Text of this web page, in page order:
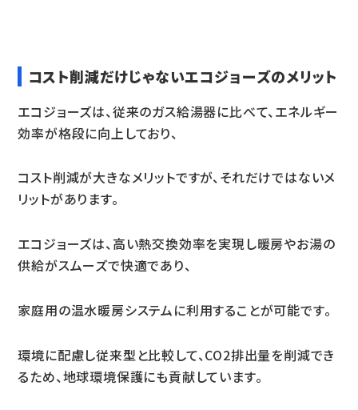
コスト削減だけじゃないエコジョーズのメリット
エコジョーズは、従来のガス給湯器に比べて、エネルギー
効率が格段に向上しており、
コスト削減が大きなメリットですが、それだけではないメ
リットがあります。
エコジョーズは、高い熱交換効率を実現し暖房やお湯の
供給がスムーズで快適であり、
家庭用の温水暖房システムに利用することが可能です。
環境に配慮し従来型と比較して、CO2排出量を削減でき
るため、地球環境保護にも貢献しています。